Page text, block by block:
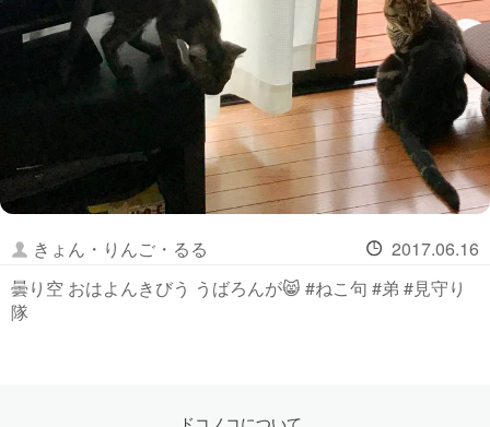
きょん・りんご・るる
2017.06.16
曇り空 おはよんきびう うばろんが😸 #ねこ句 #弟 #見守り
隊